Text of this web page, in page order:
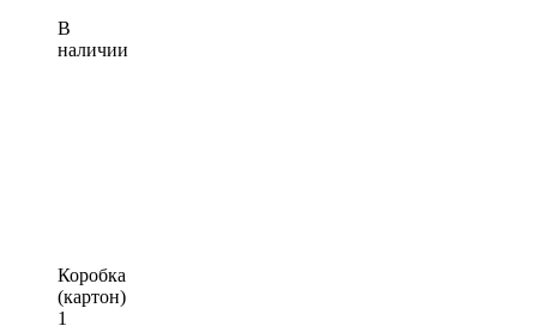
В
наличии
Коробка
(картон)
1